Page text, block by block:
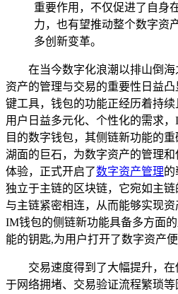
重要作用，不仅促进了自身
力，也有望推动整个数字资
多创新变革。
在当今数字化浪潮以排山倒
资产的管理与交易的重要性日益
键工具，钱包的功能正经历着持
用户日益多元化、个性化的需求
目的数字钱包，其侧链新功能的
湖面的巨石，为数字资产的管理
体验，正式开启了数字资产管理的
独立于主链的区块链，它宛如主
与主链紧密相连，从而能够实现资
IM钱包的侧链新功能具备多方面
能的钥匙,为用户打开了数字资产便
交易速度得到了大幅提升，
于网络拥堵、交易验证流程繁琐